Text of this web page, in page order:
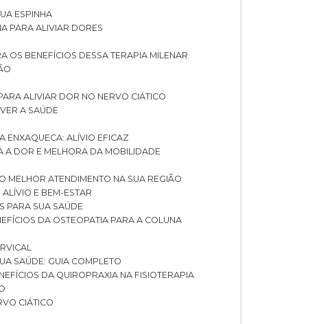
ESPINHA
PARA ALIVIAR DORES
OS BENEFÍCIOS DESSA TERAPIA MILENAR
ALIVIAR DOR NO NERVO CIÁTICO
A SAÚDE
ENXAQUECA: ALÍVIO EFICAZ
A DOR E MELHORA DA MOBILIDADE
MELHOR ATENDIMENTO NA SUA REGIÃO
ALÍVIO E BEM-ESTAR
PARA SUA SAÚDE
DA OSTEOPATIA PARA A COLUNA
SAÚDE: GUIA COMPLETO
DA QUIROPRAXIA NA FISIOTERAPIA
CIÁTICO